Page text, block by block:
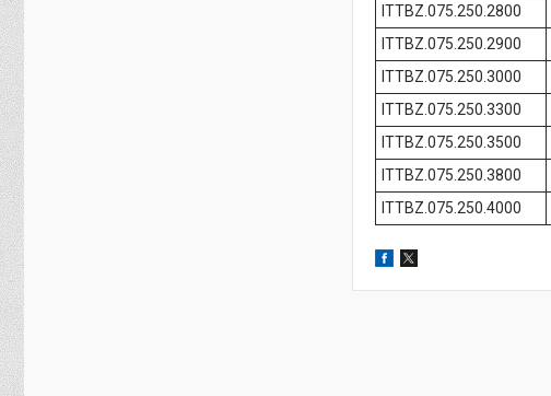
ITTBZ.075.250.2800
ITTBZ.075.250.2900
ITTBZ.075.250.3000
ITTBZ.075.250.3300
ITTBZ.075.250.3500
ITTBZ.075.250.3800
ITTBZ.075.250.4000